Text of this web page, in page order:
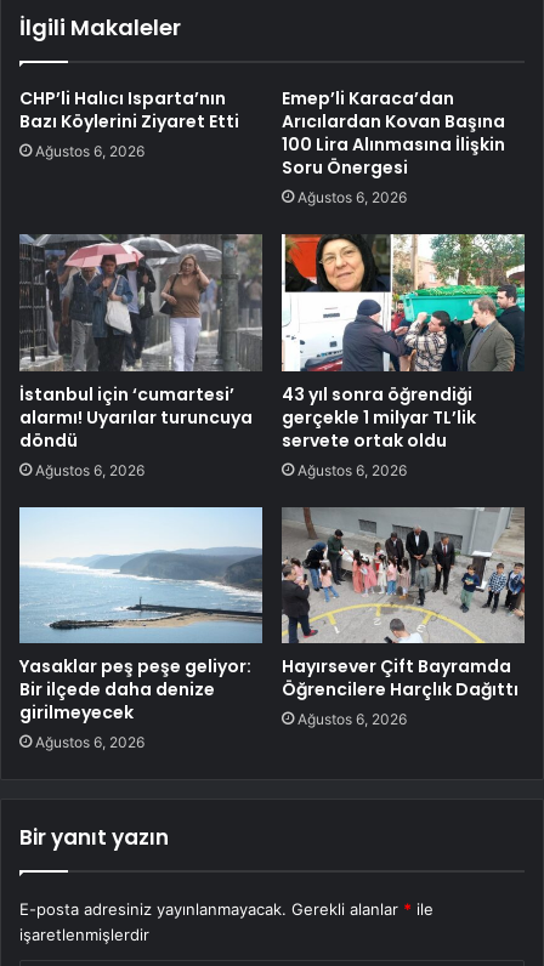
İlgili Makaleler
CHP’li Halıcı Isparta’nın
Bazı Köylerini Ziyaret Etti
Ağustos 6, 2026
Emep’li Karaca’dan
Arıcılardan Kovan Başına
100 Lira Alınmasına İlişkin
Soru Önergesi
Ağustos 6, 2026
İstanbul için ‘cumartesi’
alarmı! Uyarılar turuncuya
döndü
Ağustos 6, 2026
43 yıl sonra öğrendiği
gerçekle 1 milyar TL’lik
servete ortak oldu
Ağustos 6, 2026
Yasaklar peş peşe geliyor:
Bir ilçede daha denize
girilmeyecek
Ağustos 6, 2026
Hayırsever Çift Bayramda
Öğrencilere Harçlık Dağıttı
Ağustos 6, 2026
Bir yanıt yazın
E-posta adresiniz yayınlanmayacak. Gerekli alanlar * ile
işaretlenmişlerdir